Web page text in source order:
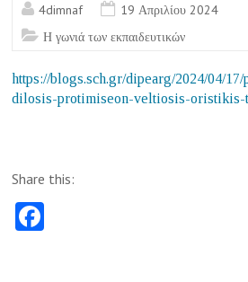
4dimnaf
19 Απριλίου 2024
Η γωνιά των εκπαιδευτικών
https://blogs.sch.gr/dipearg/2024/04/
dilosis-protimiseon-veltiosis-oristikis-
Share this: